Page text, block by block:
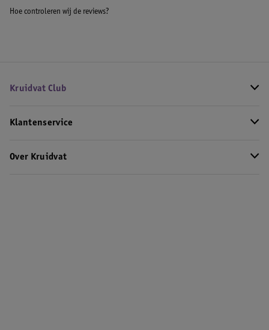
Hoe controleren wij de reviews?
Kruidvat Club
Klantenservice
Over Kruidvat